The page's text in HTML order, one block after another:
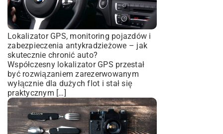
Lokalizator GPS, monitoring pojazdów i
zabezpieczenia antykradzieżowe – jak
skutecznie chronić auto?
Współczesny lokalizator GPS przestał
być rozwiązaniem zarezerwowanym
wyłącznie dla dużych flot i stał się
praktycznym […]